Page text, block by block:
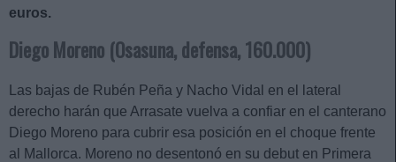
euros.
Diego Moreno (Osasuna, defensa, 160.000)
Las bajas de Rubén Peña y Nacho Vidal en el lateral
derecho harán que Arrasate vuelva a confiar en el canterano
Diego Moreno para cubrir esa posición en el choque frente
al Mallorca. Moreno no desentonó en su debut en Primera